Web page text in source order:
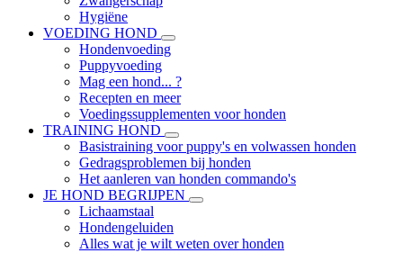
Hygiëne
VOEDING HOND
Hondenvoeding
Puppyvoeding
Mag een hond... ?
Recepten en meer
Voedingssupplementen voor honden
TRAINING HOND
Basistraining voor puppy's en volwassen honden
Gedragsproblemen bij honden
Het aanleren van honden commando's
JE HOND BEGRIJPEN
Lichaamstaal
Hondengeluiden
Alles wat je wilt weten over honden